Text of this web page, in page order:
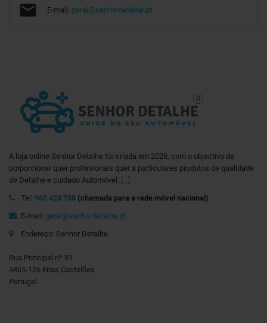
 E-mail: geral@senhordetalhe.pt
A loja online Senhor Detalhe foi criada em 2020, com o objectivo de
porporcionar quer profissionais quer a particulares produtos de qualidade
de Detalhe e cuidado Automóvel. [...]
Tel: 965 428 788 (chamada para a rede móvel nacional)
E-mail: geral@senhordetalhe.pt
Endereço: Senhor Detalhe
Rua Principal nº 91
3465-126 Eiras,Castelões
Portugal